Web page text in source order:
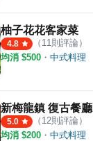
柚子花花客家菜
4.8 （ 11則評論）
均消 $500 ・ 中式料理
新梅龍鎮 復古餐廳
5.0 （ 12則評論）
均消 $200 ・ 中式料理